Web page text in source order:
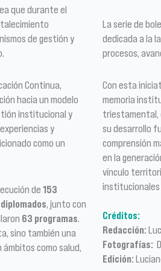
que durante el
de gestión y
Continua,
hacia un modelo
institucional y
y
como un
de 153
, junto con
63 programas.
sino también una
como salud,
La serie de
dedicada a la
procesos,
Con esta
memoria
triestamental,
su desarrollo
comprensión
en la
vínculo
institucionales
Créditos:
Redacción:
Fotografías:
Edición: